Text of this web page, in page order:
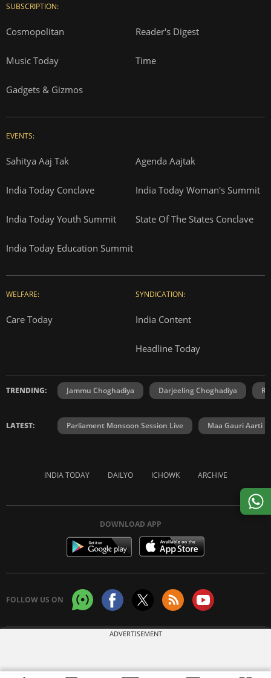
SUBSCRIPTION:
Cosmopolitan Reader's Digest
Music Today Time
Gadgets & Gizmos
EVENTS:
Sahitya Aaj Tak Agenda Aajtak
India Today Conclave India Today Woman's Summit
India Today Youth Summit State Of The States Conclave
India Today Education Summit
WELFARE:
Care Today
SYNDICATION:
India Content
Headline Today
TRENDING: Jammu Choghadiya Darjeeling Choghadiya
LATEST: Parliament Monsoon Session Live Maa Gauri Aarti
INDIA TODAY DAILYO ICHOWK ARCHIVE
DOWNLOAD APP
FOLLOW US ON
ADVERTISEMENT